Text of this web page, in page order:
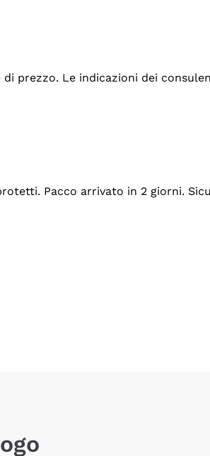
prezzo. Le indicazioni dei
Pacco arrivato in 2 giorni.